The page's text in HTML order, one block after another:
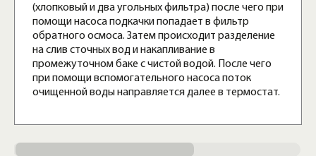
(хлопковый и два угольных фильтра) после чего при
помощи насоса подкачки попадает в фильтр
обратного осмоса. Затем происходит разделение
на слив сточных вод и накапливание в
промежуточном баке с чистой водой. После чего
при помощи вспомогательного насоса поток
очищенной воды направляется далее в термостат.